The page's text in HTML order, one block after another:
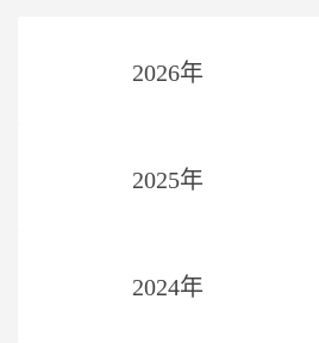
2026年
2025年
2024年